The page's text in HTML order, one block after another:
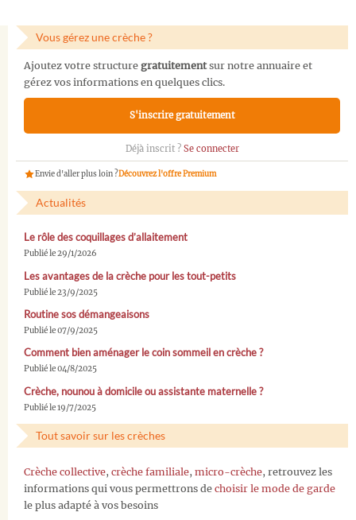
Vous gérez une crèche ?
Ajoutez votre structure gratuitementsur notre annuaire et
gérez vos informations en quelques clics.
S'inscrire gratuitement
Déjà inscrit ? Se connecter
Envie d'aller plus loin ?Découvrez l'offre Premium
Actualités
Le rôle des coquillages d’allaitement
Publié le 29/1/2026
Les avantages de la crèche pour les tout-petits
Publié le 23/9/2025
Routine sos démangeaisons
Publié le 07/9/2025
Comment bien aménager le coin sommeil en crèche ?
Publié le 04/8/2025
Crèche, nounou à domicile ou assistante maternelle ?
Publié le 19/7/2025
Tout savoir sur les crèches
Crèche collective, crèche familiale, micro-crèche, retrouvez les
informations qui vous permettrons de choisir le mode de garde
le plus adapté à vos besoins